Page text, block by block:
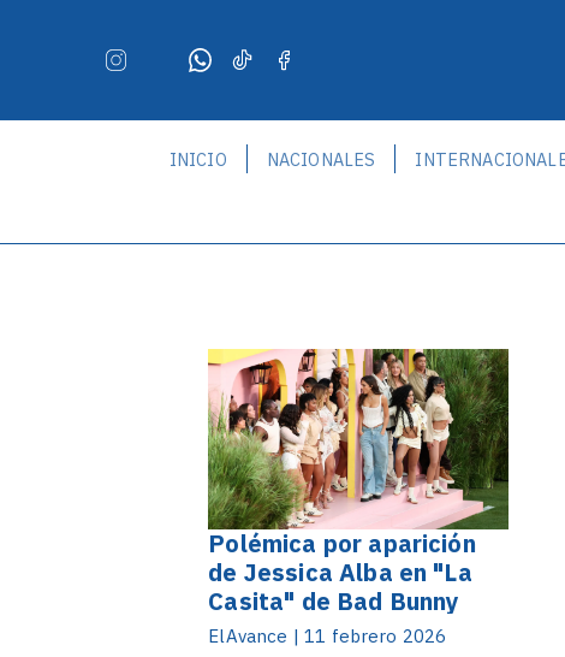
INICIO NACIONALES
Polémica por aparición
de Jessica Alba en "La
Casita" de Bad Bunny
ElAvance | 11 febrero 2026